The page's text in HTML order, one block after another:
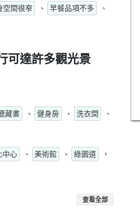
空間很窄 、 早餐品項不多
、
可達許多觀光景
藏書 、 健身房 、 洗衣間
、
中心 、 美術館 、 綠園道
，
查看全部